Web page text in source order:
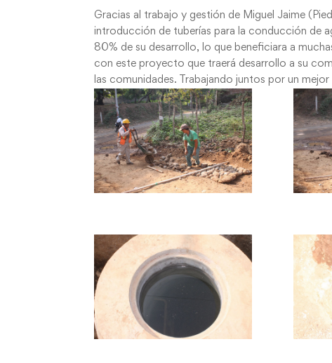
Gracias al trabajo y gestión de Miguel Jaime
introducción de tuberías para la conducción de
80% de su desarrollo, lo que beneficiara a
con este proyecto que traerá desarrollo a su
las comunidades. Trabajando juntos por un mejor